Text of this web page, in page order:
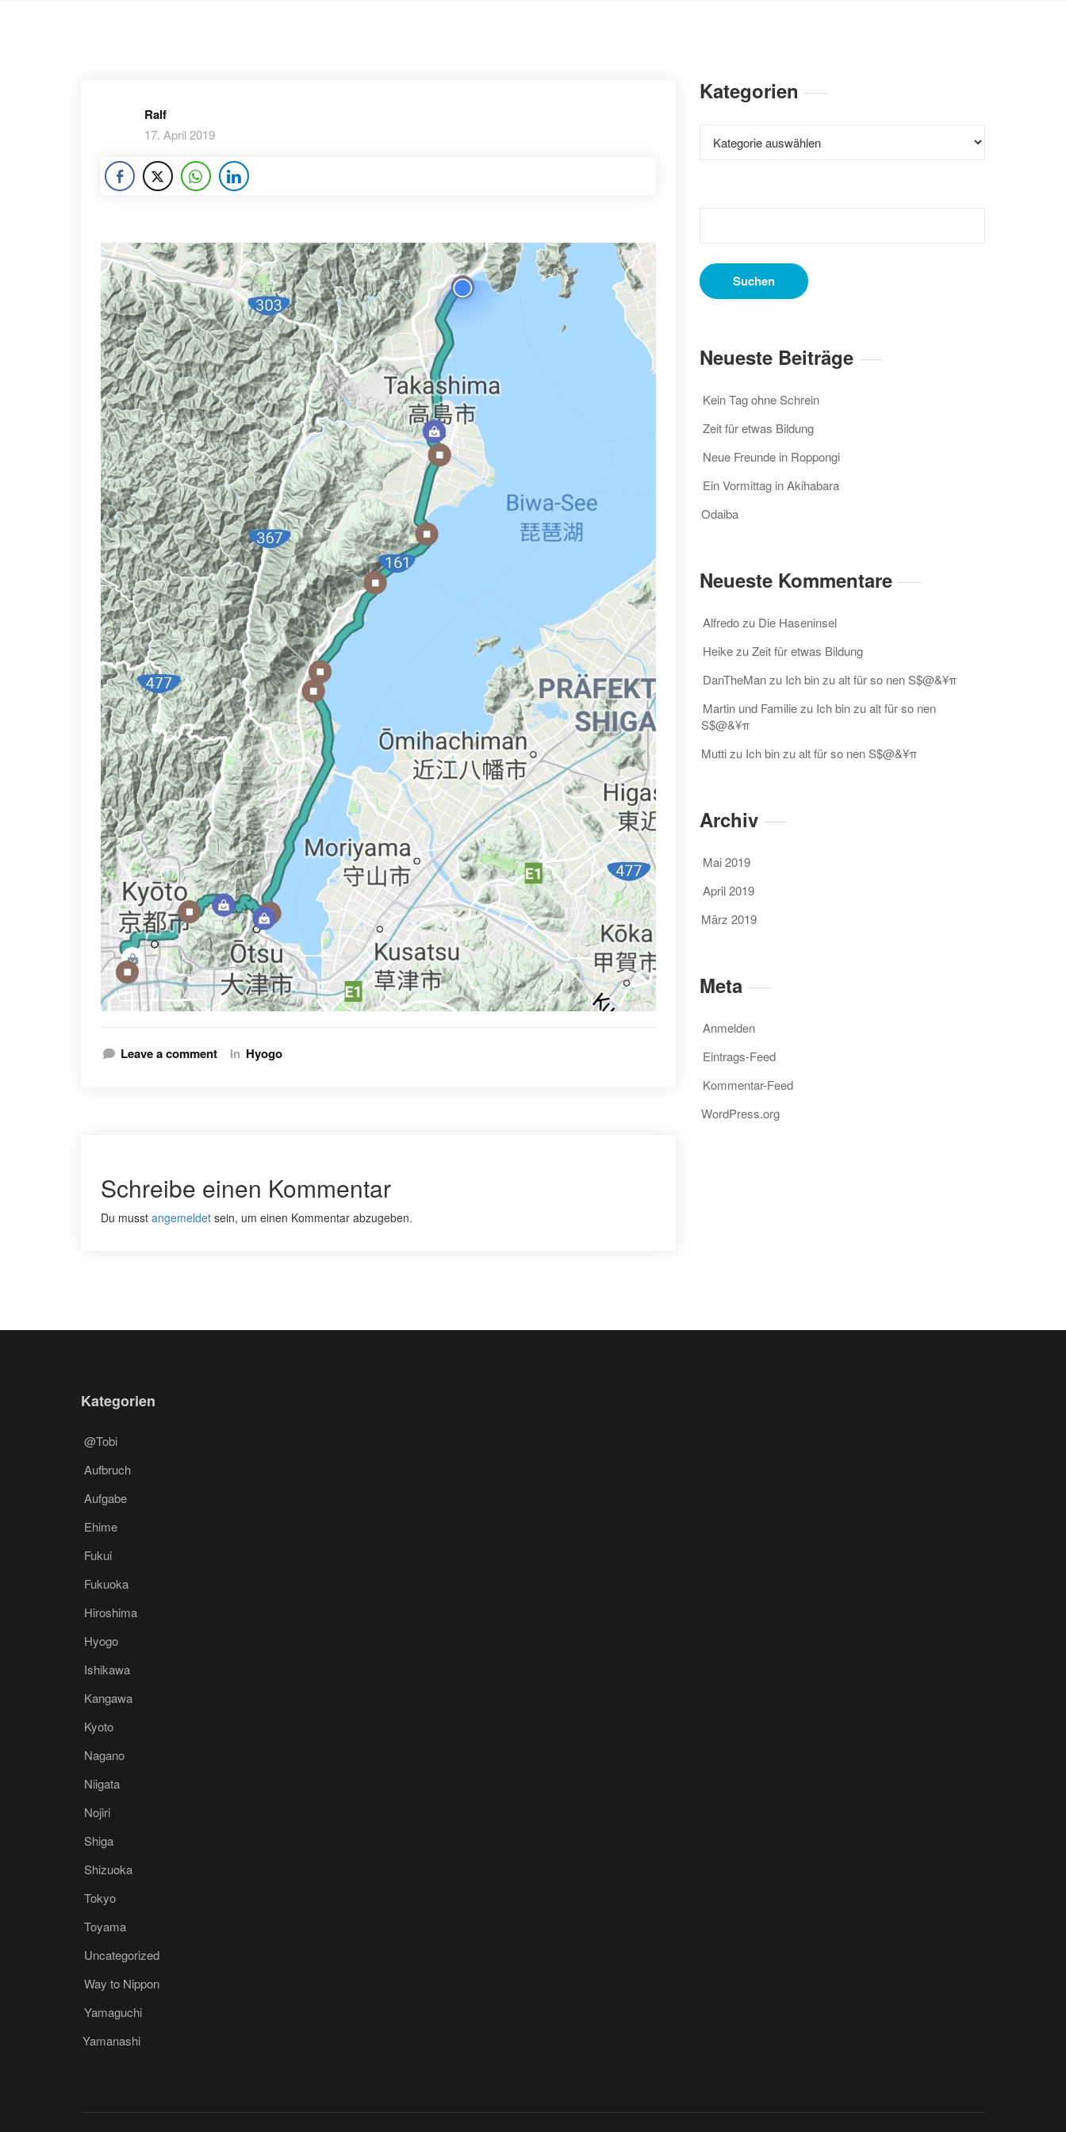
Ralf
17. April 2019
Leave a comment In Hyogo
Schreibe einen Kommentar
Du musst angemeldet sein, um einen Kommentar abzugeben.
Kategorien
Neueste Beiträge
Kein Tag ohne Schrein
Zeit für etwas Bildung
Neue Freunde in Roppongi
Ein Vormittag in Akihabara
Odaiba
Neueste Kommentare
Alfredozu Die Haseninsel
HeikezuZeit für etwas Bildung
DanTheManzu Ich bin zu alt für so nen S$@&¥π
Martin und Familiezu Ich bin zu alt für so nen
S$@&¥π
Muttizu Ich bin zu alt für so nen S$@&¥π
Archiv
Mai 2019
April 2019
März 2019
Meta
Anmelden
Eintrags-Feed
Kommentar-Feed
WordPress.org
Kategorien
@Tobi
Aufbruch
Aufgabe
Ehime
Fukui
Fukuoka
Hiroshima
Hyogo
Ishikawa
Kangawa
Kyoto
Nagano
Niigata
Nojiri
Shiga
Shizuoka
Tokyo
Toyama
Uncategorized
Way to Nippon
Yamaguchi
Yamanashi